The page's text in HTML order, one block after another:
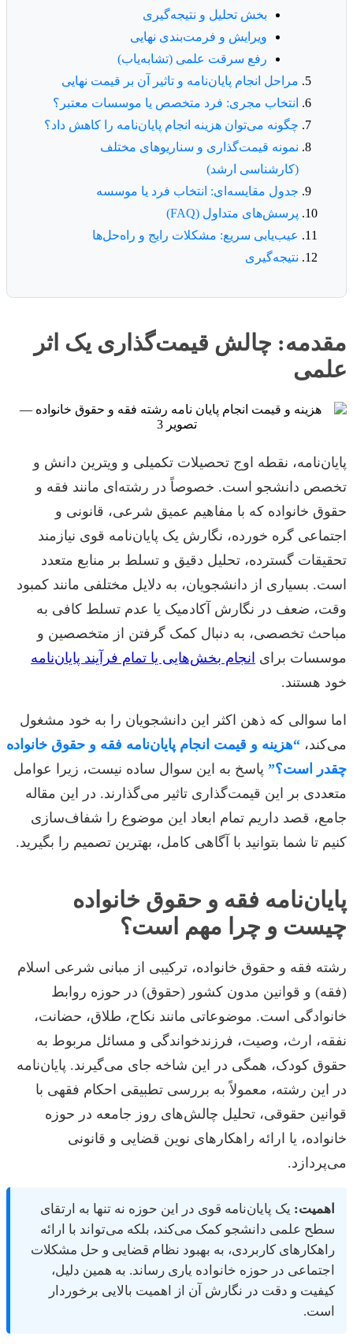
بخش تحلیل و نتیجه‌گیری
ویرایش و فرمت‌بندی نهایی
رفع سرقت علمی (تشابه‌یاب)
مراحل انجام پایان‌نامه و تاثیر آن بر قیمت نهایی
انتخاب مجری: فرد متخصص یا موسسات معتبر؟
چگونه می‌توان هزینه انجام پایان‌نامه را کاهش داد؟
نمونه قیمت‌گذاری و سناریوهای مختلف
(کارشناسی ارشد)
جدول مقایسه‌ای: انتخاب فرد یا موسسه
پرسش‌های متداول (FAQ)
عیب‌یابی سریع: مشکلات رایج و راه‌حل‌ها
نتیجه‌گیری
مقدمه: چالش قیمت‌گذاری یک اثر
علمی
پایان‌نامه، نقطه اوج تحصیلات تکمیلی و ویترین دانش و
تخصص دانشجو است. خصوصاً در رشته‌ای مانند فقه و
حقوق خانواده که با مفاهیم عمیق شرعی، قانونی و
اجتماعی گره خورده، نگارش یک پایان‌نامه قوی نیازمند
تحقیقات گسترده، تحلیل دقیق و تسلط بر منابع متعدد
است. بسیاری از دانشجویان، به دلایل مختلفی مانند کمبود
وقت، ضعف در نگارش آکادمیک یا عدم تسلط کافی به
مباحث تخصصی، به دنبال کمک گرفتن از متخصصین و
موسسات برای انجام بخش‌هایی یا تمام فرآیند پایان‌نامه
خود هستند.
اما سوالی که ذهن اکثر این دانشجویان را به خود مشغول
می‌کند، “هزینه و قیمت انجام پایان‌نامه فقه و حقوق خانواده
چقدر است؟” پاسخ به این سوال ساده نیست، زیرا عوامل
متعددی بر این قیمت‌گذاری تاثیر می‌گذارند. در این مقاله
جامع، قصد داریم تمام ابعاد این موضوع را شفاف‌سازی
کنیم تا شما بتوانید با آگاهی کامل، بهترین تصمیم را بگیرید.
پایان‌نامه فقه و حقوق خانواده
چیست و چرا مهم است؟
رشته فقه و حقوق خانواده، ترکیبی از مبانی شرعی اسلام
(فقه) و قوانین مدون کشور (حقوق) در حوزه روابط
خانوادگی است. موضوعاتی مانند نکاح، طلاق، حضانت،
نفقه، ارث، وصیت، فرزندخواندگی و مسائل مربوط به
حقوق کودک، همگی در این شاخه جای می‌گیرند. پایان‌نامه
در این رشته، معمولاً به بررسی تطبیقی احکام فقهی با
قوانین حقوقی، تحلیل چالش‌های روز جامعه در حوزه
خانواده، یا ارائه راهکارهای نوین قضایی و قانونی
می‌پردازد.
اهمیت: یک پایان‌نامه قوی در این حوزه نه تنها به ارتقای
سطح علمی دانشجو کمک می‌کند، بلکه می‌تواند با ارائه
راهکارهای کاربردی، به بهبود نظام قضایی و حل مشکلات
اجتماعی در حوزه خانواده یاری رساند. به همین دلیل،
کیفیت و دقت در نگارش آن از اهمیت بالایی برخوردار
است.